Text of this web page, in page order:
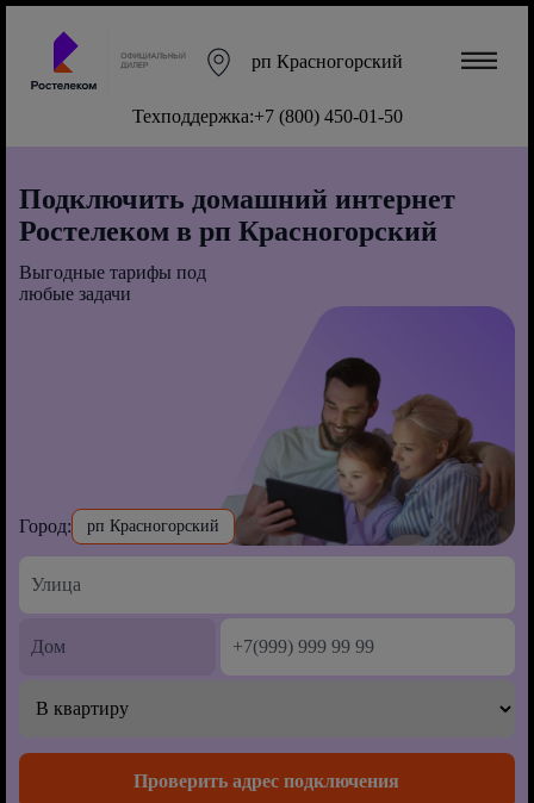
рп Красногорский
Техподдержка:+7 (800) 450-01-50
Подключить домашний интернет
Ростелеком в рп Красногорский
Выгодные тарифы под
любые задачи
Город: рп Красногорский